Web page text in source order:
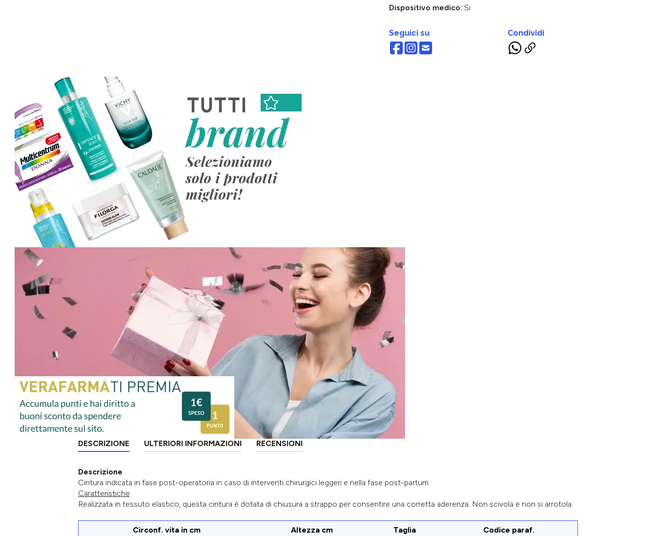
Dispositivo medico: Si
Seguici su Condividi
DESCRIZIONE ULTERIORI INFORMAZIONI RECENSIONI
Descrizione
Cintura indicata in fase post-operatoria in caso di interventi chirurgici leggeri e nella fase post-partum.
Caratteristiche
Realizzata in tessuto elastico, questa cintura è dotata di chiusura a strappo per consentire una corretta aderenza. Non scivola e non si arrotola.
Circonf. vita in cm Altezza cm Taglia Codice paraf.